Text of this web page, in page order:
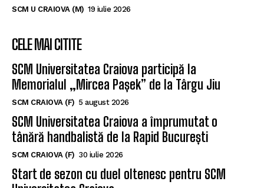
SCM U CRAIOVA (M) 19 iulie 2026
CELE MAI CITITE
SCM Universitatea Craiova participă la
Memorialul „Mircea Pașek” de la Târgu Jiu
SCM CRAIOVA (F) 5 august 2026
SCM Universitatea Craiova a împrumutat o
tânără handbalistă de la Rapid București
SCM CRAIOVA (F) 30 iulie 2026
Start de sezon cu duel oltenesc pentru SCM